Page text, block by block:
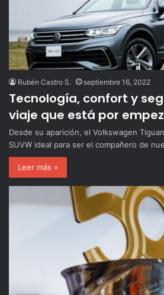
Rubén Castro S. septiembre 16, 2022
Tecnología, confort y
viaje que está por
Desde su aparición, el Volkswagen
SUVW ideal para ser el compañero de
Leer más »